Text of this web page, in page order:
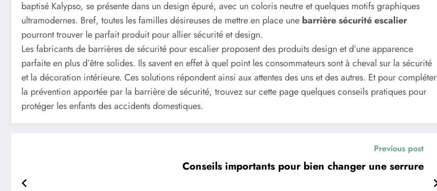
baptisé Kalypso, se présente dans un design épuré, avec un coloris neutre et quelques motifs graphiques
ultramodernes. Bref, toutes les familles désireuses de mettre en place une barrière sécurité escalier
pourront trouver le parfait produit pour allier sécurité et design.
Les fabricants de barrières de sécurité pour escalier proposent des produits design et d’une apparence
parfaite en plus d’être solides. Ils savent en effet à quel point les consommateurs sont à cheval sur la sécurité
et la décoration intérieure. Ces solutions répondent ainsi aux attentes des uns et des autres. Et pour compléter
la prévention apportée par la barrière de sécurité, trouvez sur cette page quelques conseils pratiques pour
protéger les enfants des accidents domestiques.
Previous post
Conseils importants pour bien changer une serrure